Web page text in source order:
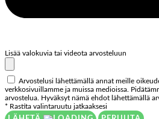
Lisää valokuvia tai videota arvosteluun
Arvostelusi lähettämällä annat meille
verkkosivuillamme ja muissa medioissa.
arvostelua. Hyväksyt nämä ehdot lähettämällä
* Rastita valintaruutu jatkaaksesi